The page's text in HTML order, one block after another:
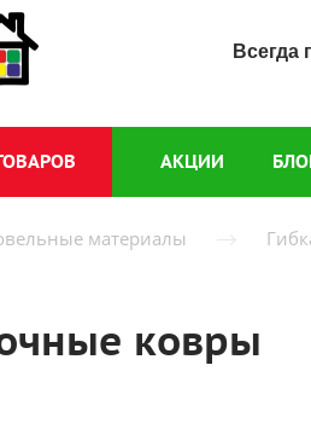
Всегда
АКЦИИ
материалы
ковры